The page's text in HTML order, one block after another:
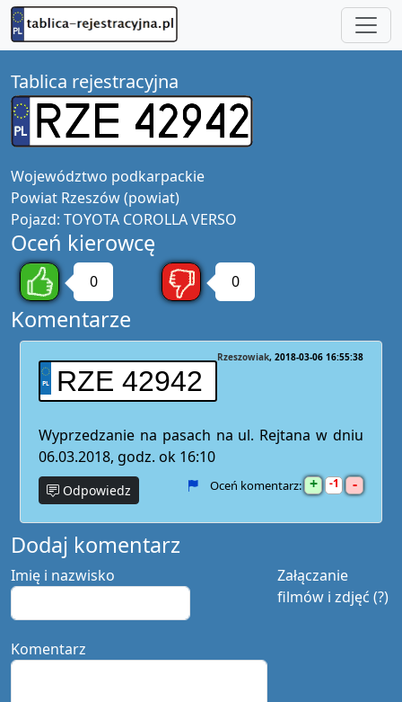
Tablica rejestracyjna
Województwo podkarpackie
Powiat Rzeszów (powiat)
Pojazd: TOYOTA COROLLA VERSO
Oceń kierowcę
0 0
Komentarze
RZE 42942
Rzeszowiak 2018-03-06 16:55:38
Wyprzedzanie na pasach na ul. Rejtana w dniu
06.03.2018, godz. ok 16:10
Odpowiedz Oceń komentarz: + 1 -
Dodaj komentarz
Załączanie
filmów i zdjęć (?)
Imię i nazwisko
Komentarz